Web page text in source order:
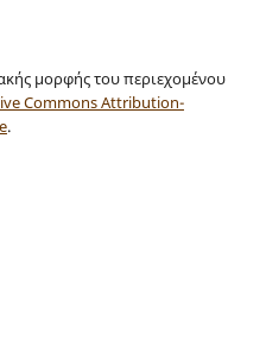
μορφής του περιεχομένου
Commons Attribution-
.